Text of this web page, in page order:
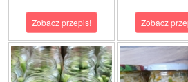
Zobacz przepis! Zobacz